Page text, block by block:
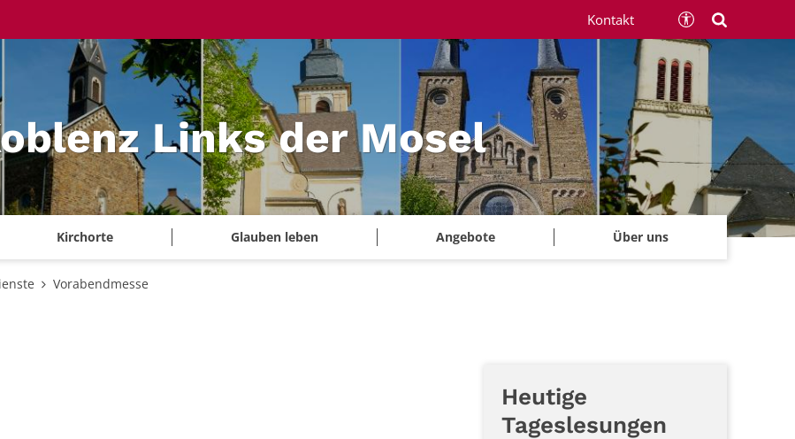
Links der Mosel
Kirchorte Glauben leben Angebote Über uns
Kontakt
Vorabendmesse
Heutige
Tageslesungen